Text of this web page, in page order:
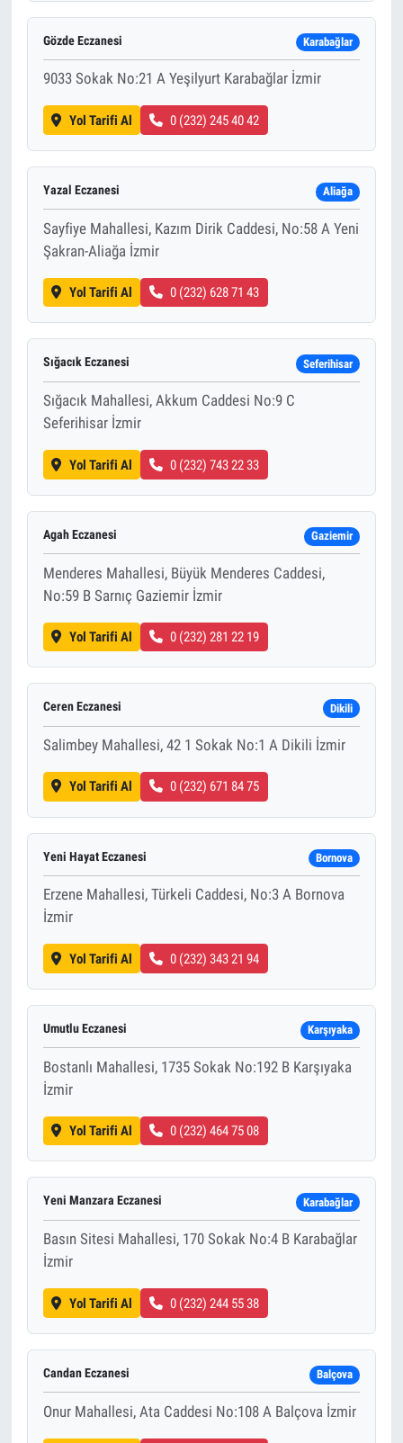
Gözde Eczanesi Karabağlar
9033 Sokak No:21 A Yeşilyurt Karabağlar İzmir
Yol Tarifi Al 0 (232) 245 40 42
Yazal Eczanesi Aliağa
Sayfiye Mahallesi, Kazım Dirik Caddesi, No:58 A Yeni
Şakran-Aliağa İzmir
Yol Tarifi Al 0 (232) 628 71 43
Sığacık Eczanesi Seferihisar
Sığacık Mahallesi, Akkum Caddesi No:9 C
Seferihisar İzmir
Yol Tarifi Al 0 (232) 743 22 33
Agah Eczanesi Gaziemir
Menderes Mahallesi, Büyük Menderes Caddesi,
No:59 B Sarnıç Gaziemir İzmir
Yol Tarifi Al 0 (232) 281 22 19
Ceren Eczanesi Dikili
Salimbey Mahallesi, 42 1 Sokak No:1 A Dikili İzmir
Yol Tarifi Al 0 (232) 671 84 75
Yeni Hayat Eczanesi Bornova
Erzene Mahallesi, Türkeli Caddesi, No:3 A Bornova
İzmir
Yol Tarifi Al 0 (232) 343 21 94
Umutlu Eczanesi Karşıyaka
Bostanlı Mahallesi, 1735 Sokak No:192 B Karşıyaka
İzmir
Yol Tarifi Al 0 (232) 464 75 08
Yeni Manzara Eczanesi Karabağlar
Basın Sitesi Mahallesi, 170 Sokak No:4 B Karabağlar
İzmir
Yol Tarifi Al 0 (232) 244 55 38
Candan Eczanesi Balçova
Onur Mahallesi, Ata Caddesi No:108 A Balçova İzmir